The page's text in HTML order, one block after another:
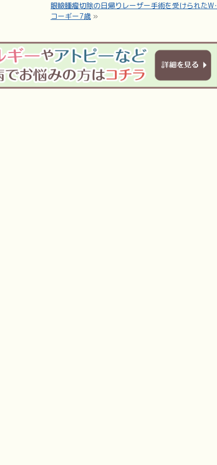
眼瞼腫瘤切除の日帰りレーザー手術を受けられたW･
コーギー7歳 »